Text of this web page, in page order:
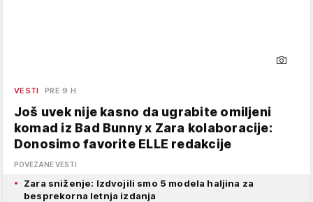
VESTI PRE 9 H
Još uvek nije kasno da ugrabite omiljeni
komad iz Bad Bunny x Zara kolaboracije:
Donosimo favorite ELLE redakcije
POVEZANE VESTI
Zara sniženje: Izdvojili smo 5 modela haljina za
besprekorna letnja izdanja